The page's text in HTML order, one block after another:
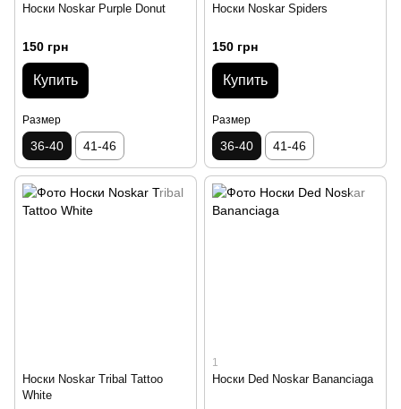
Носки Noskar Purple Donut
150 грн
Купить
Размер
36-40 41-46
Носки Noskar Spiders
150 грн
Купить
Размер
36-40 41-46
Носки Noskar Tribal Tattoo
White
1
Носки Ded Noskar Bananciaga